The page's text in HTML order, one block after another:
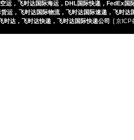
运 ， 飞时达国际海运 ， DHL国际快递 ， FedEx国
运 ， 飞时达国际物流， 飞时达国际速递 ， 飞时达
时达， 飞时达快递， 飞时达国际快递公司 [ 京ICP